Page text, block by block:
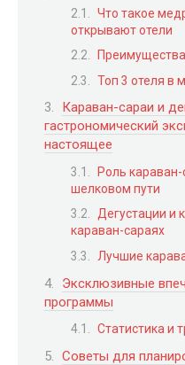
Что такое
открывают отели
Топ 3 отеля в
Караван-сараи и
гастрономический
настоящее
Роль
шелковом пути
Дегустации и
караван-сараях
Лучшие
Эксклюзивные
программы
Статистика и
Советы для